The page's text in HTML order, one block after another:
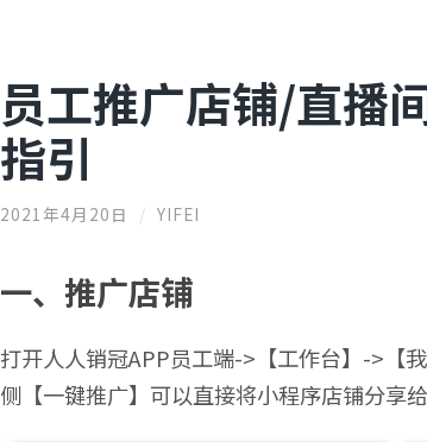
员工推广店铺/直播
指引
2021年4月20日 / YIFEI
一、推广店铺
打开人人销冠APP员工端->【工作台】->【
侧【一键推广】可以直接将小程序店铺分享给